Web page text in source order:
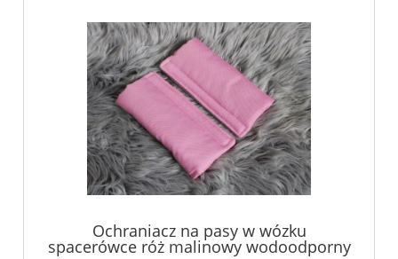
Ochraniacz na pasy w wózku
spacerówce róż malinowy wodoodporny